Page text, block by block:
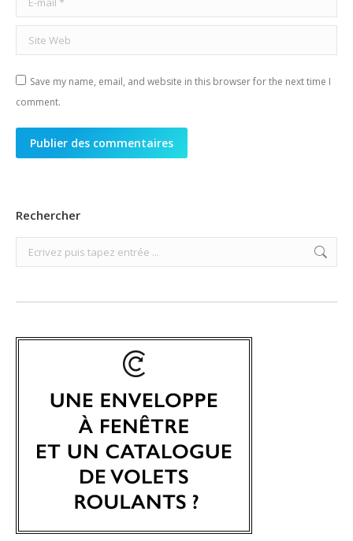
Site Web
Save my name, email, and website in this browser for the next time I
comment.
Publier des commentaires
Rechercher
Search: